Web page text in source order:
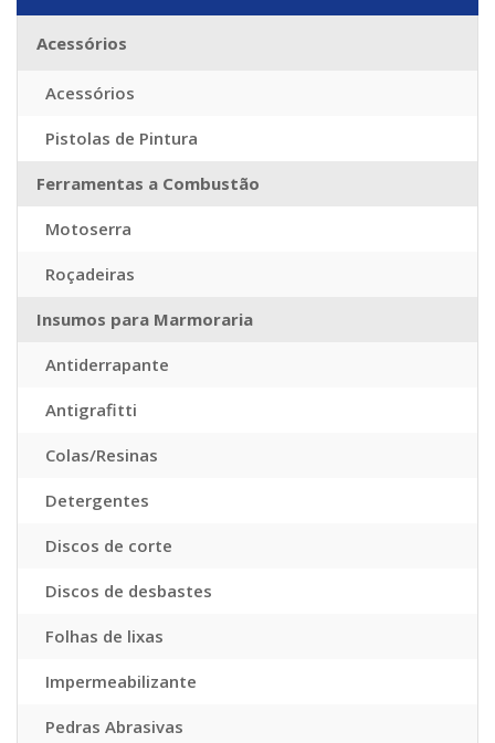
Acessórios
Acessórios
Pistolas de Pintura
Ferramentas a Combustão
Motoserra
Roçadeiras
Insumos para Marmoraria
Antiderrapante
Antigrafitti
Colas/Resinas
Detergentes
Discos de corte
Discos de desbastes
Folhas de lixas
Impermeabilizante
Pedras Abrasivas